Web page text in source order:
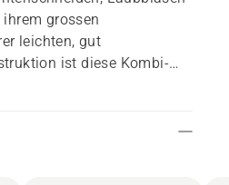
grossen
leichten, gut
ist diese Kombi-
wird über das als